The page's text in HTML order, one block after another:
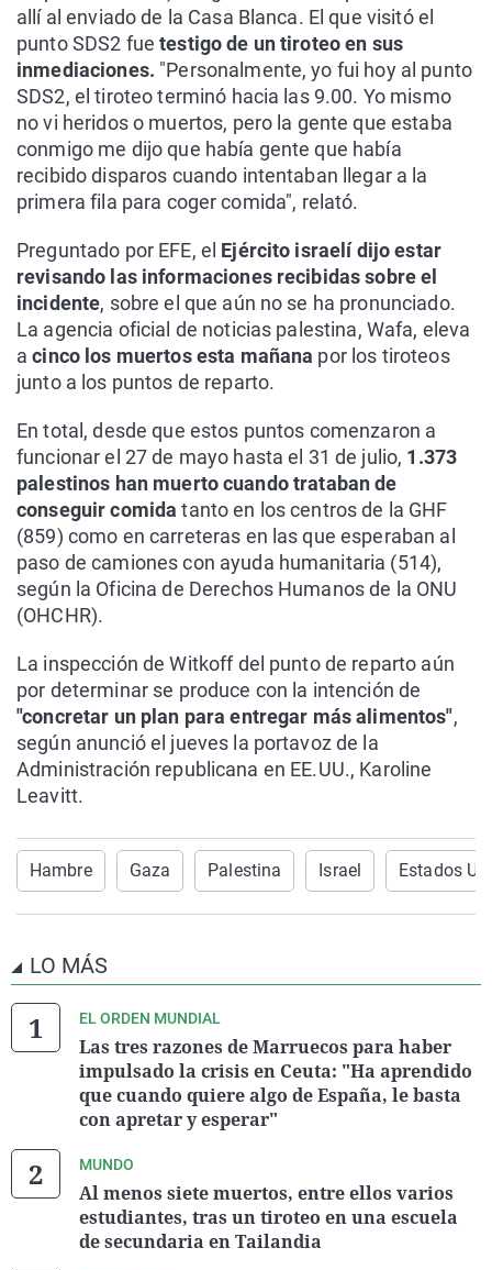
allí al enviado de la Casa Blanca. El que visitó el
punto SDS2 fue testigo de un tiroteo en sus
inmediaciones. "Personalmente, yo fui hoy al punto
SDS2, el tiroteo terminó hacia las 9.00. Yo mismo
no vi heridos o muertos, pero la gente que estaba
conmigo me dijo que había gente que había
recibido disparos cuando intentaban llegar a la
primera fila para coger comida", relató.
Preguntado por EFE, el Ejército israelí dijo estar
revisando las informaciones recibidas sobre el
incidente, sobre el que aún no se ha pronunciado.
La agencia oficial de noticias palestina, Wafa, eleva
acinco los muertos esta mañana por los tiroteos
junto a los puntos de reparto.
En total, desde que estos puntos comenzaron a
funcionar el 27 de mayo hasta el 31 de julio, 1.373
palestinos han muerto cuando trataban de
conseguir comida tanto en los centros de la GHF
(859) como en carreteras en las que esperaban al
paso de camiones con ayuda humanitaria (514),
según la Oficina de Derechos Humanos de la ONU
(OHCHR).
La inspección de Witkoff del punto de reparto aún
por determinar se produce con la intención de
"concretar un plan para entregar más alimentos",
según anunció el jueves la portavoz de la
Administración republicana en EE.UU., Karoline
Leavitt.
Hambre Gaza Palestina Israel Estados
LO MÁS
EL ORDEN MUNDIAL
Las tres razones de Marruecos para haber
impulsado la crisis en Ceuta: "Ha aprendido
que cuando quiere algo de España, le basta
con apretar y esperar"
MUNDO
Al menos siete muertos, entre ellos varios
estudiantes, tras un tiroteo en una escuela
de secundaria en Tailandia